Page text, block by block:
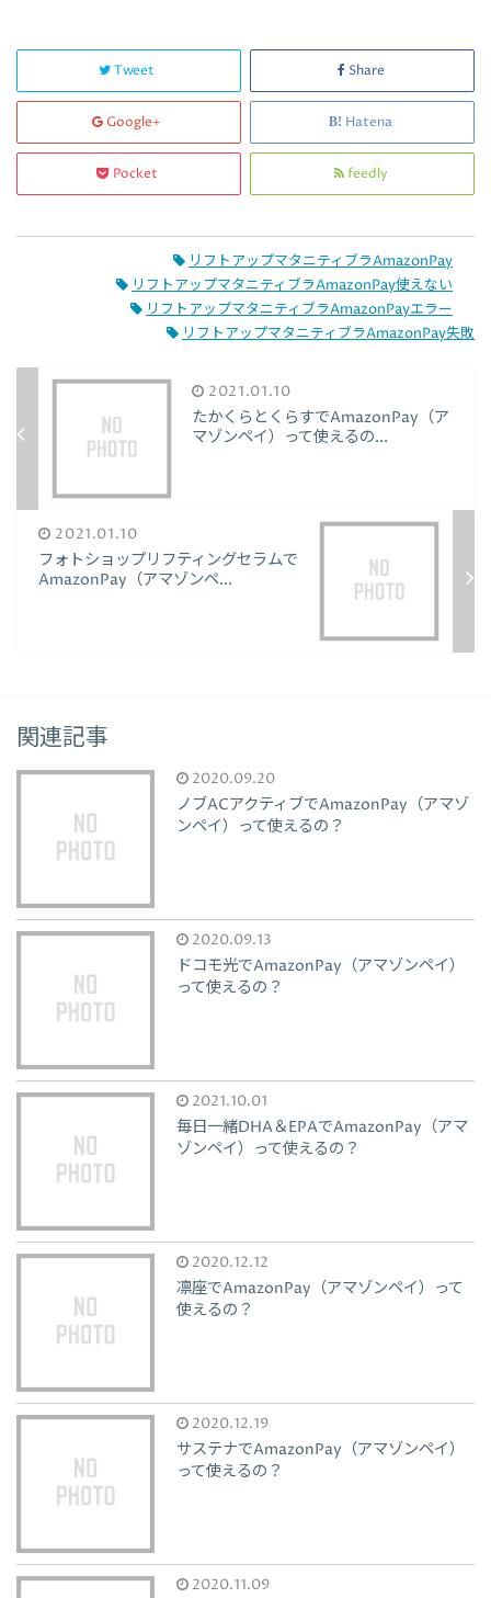
Tweet Share
Google+ Hatena
Pocket feedly
リフトアップマタニティブラAmazonPay
リフトアップマタニティブラAmazonPay使えない
リフトアップマタニティブラAmazonPayエラー
リフトアップマタニティブラAmazonPay失敗
2021.01.10
たかくらとくらすでAmazonPay（ア
マゾンペイ）って使えるの...
2021.01.10
フォトショップリフティングセラムで
AmazonPay（アマゾンペ...
関連記事
2020.09.20
ノブACアクティブでAmazonPay（アマゾ
ンペイ）って使えるの？
2020.09.13
ドコモ光でAmazonPay（アマゾンペイ）
って使えるの？
2021.10.01
毎日一緒DHA＆EPAでAmazonPay（アマ
ゾンペイ）って使えるの？
2020.12.12
凛座でAmazonPay（アマゾンペイ）って
使えるの？
2020.12.19
サステナでAmazonPay（アマゾンペイ）
って使えるの？
2020.11.09